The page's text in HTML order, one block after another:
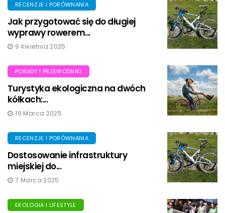
RECENZJE I PORÓWNANIA
Jak przygotować się do długiej
wyprawy rowerem...
9 Kwietnia 2025
PORADY I PRZEWODNIKI
Turystyka ekologiczna na dwóch
kółkach:...
19 Marca 2025
RECENZJE I PORÓWNANIA
Dostosowanie infrastruktury
miejskiej do...
7 Marca 2025
EKOLOGIA I LIFESTYLE